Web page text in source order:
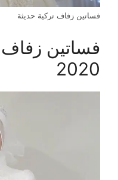
فساتين زفاف تركية حديثة
فساتين زفاف
2020